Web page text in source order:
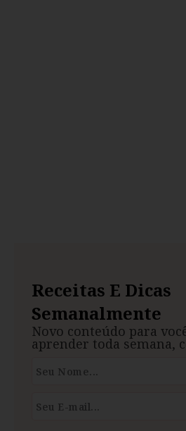
Receitas E Dicas
Semanalmente
Novo conteúdo para
aprender toda semana,